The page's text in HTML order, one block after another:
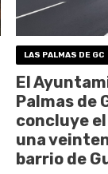
LAS PALMAS DE GC
El
Palmas de
concluye
una
barrio de